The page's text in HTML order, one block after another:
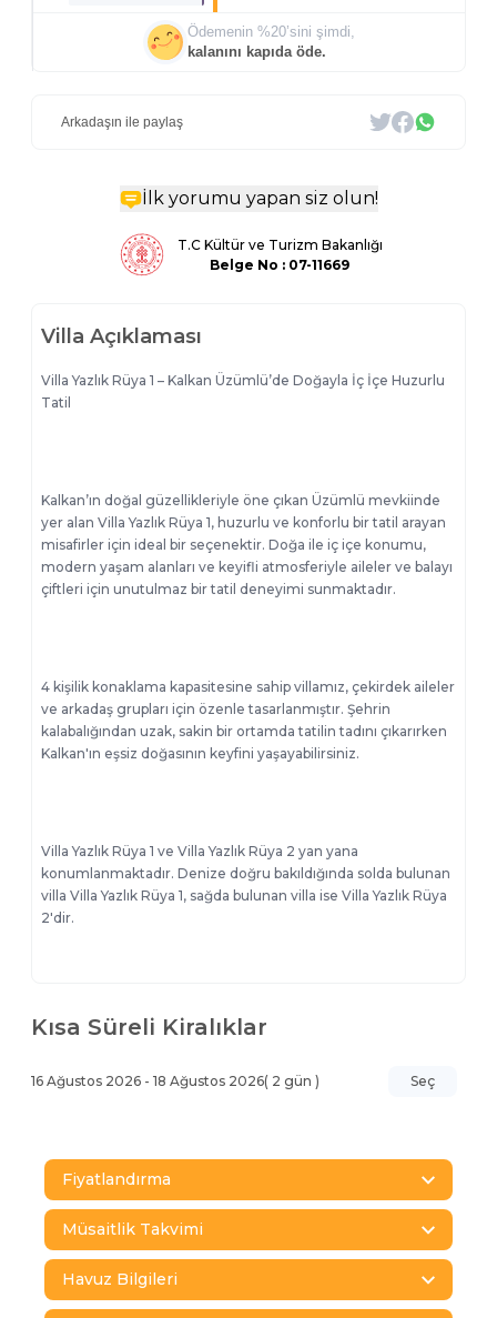
Ödemenin %20’sini şimdi,
kalanını kapıda öde.
Arkadaşın ile paylaş
İlk yorumu yapan siz olun!
T.C Kültür ve Turizm Bakanlığı
Belge No : 07-11669
Villa Açıklaması
Villa Yazlık Rüya 1 – Kalkan Üzümlü’de Doğayla İç İçe Huzurlu
Tatil
Kalkan’ın doğal güzellikleriyle öne çıkan Üzümlü mevkiinde
yer alan Villa Yazlık Rüya 1, huzurlu ve konforlu bir tatil arayan
misafirler için ideal bir seçenektir. Doğa ile iç içe konumu,
modern yaşam alanları ve keyifli atmosferiyle aileler ve balayı
çiftleri için unutulmaz bir tatil deneyimi sunmaktadır.
4 kişilik konaklama kapasitesine sahip villamız, çekirdek aileler
ve arkadaş grupları için özenle tasarlanmıştır. Şehrin
kalabalığından uzak, sakin bir ortamda tatilin tadını çıkarırken
Kalkan'ın eşsiz doğasının keyfini yaşayabilirsiniz.
Villa Yazlık Rüya 1 ve Villa Yazlık Rüya 2 yan yana
konumlanmaktadır. Denize doğru bakıldığında solda bulunan
villa Villa Yazlık Rüya 1, sağda bulunan villa ise Villa Yazlık Rüya
2'dir.
Kısa Süreli Kiralıklar
16 Ağustos 2026 - 18 Ağustos 2026( 2 gün ) Seç
Fiyatlandırma
Müsaitlik Takvimi
Havuz Bilgileri